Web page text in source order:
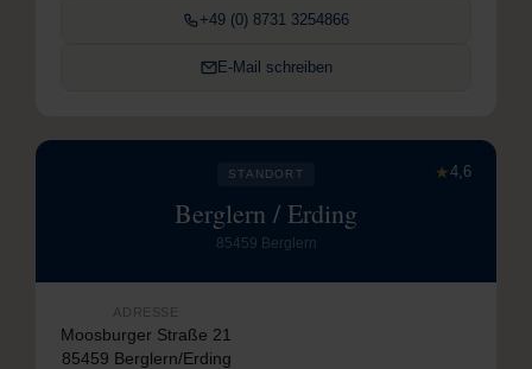
+49 (0) 8731 3254866
E-Mail schreiben
★4,6
STANDORT
Berglern / Erding
85459 Berglern
ADRESSE
Moosburger Straße 21
85459 Berglern/Erding